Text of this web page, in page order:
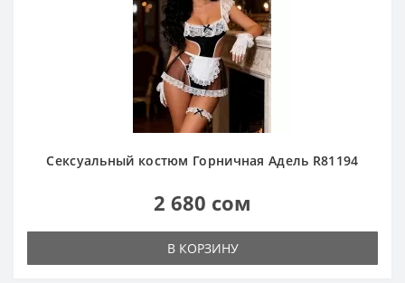
Сексуальный костюм Горничная Адель R81194
2 680 сом
В КОРЗИНУ